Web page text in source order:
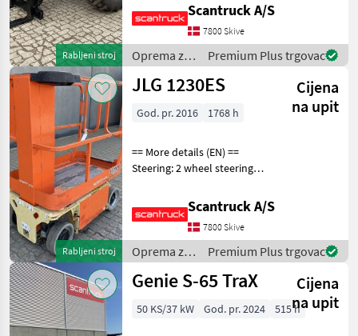
Rabljeni stroj
loading arm: Boom
suspension / ride control,
CRC Attached equipment,
forks: Pallet for
Scantruck A/S
7800 Skive
Oprema za
uređenje
drveća /
Premium Plus trgovac
Rabljeni stroj
JLG 1230ES
Cijena
na upit
God. pr. 2016 1768 h
== More details (EN) ==
Steering: 2 wheel steering
Afsmitningsfrie hjul, str. 100
x 323 Wheel rear type:
Afsmitningsfrie hjul, str. 100
x 323 Ba
Scantruck A/S
7800 Skive
Oprema za
uređenje
drveća /
Premium Plus trgovac
Genie S-65 TraX
Cijena
na upit
50 KS/37 kW God. pr. 2024 515 h